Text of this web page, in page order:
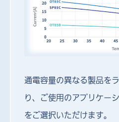
通電容量の異なる製品を
り、ご使用のアプリケー
をご選択いただけます。